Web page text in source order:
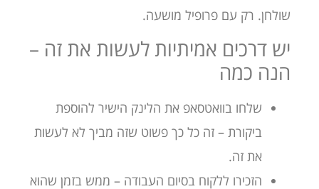
שולחן. רק עם פרופיל מושעה.
יש דרכים אמיתיות לעשות את זה –
הנה כמה
שלחו בוואטסאפ את הלינק הישיר להוספת
ביקורת – זה כל כך פשוט שזה מביך לא לעשות
את זה.
הזכירו ללקוח בסיום העבודה – ממש בזמן שהוא